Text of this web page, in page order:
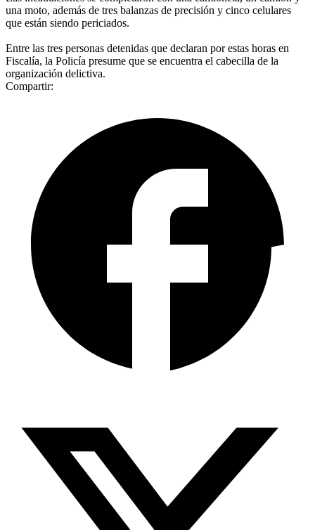
una moto, además de tres balanzas de precisión y cinco celulares
que están siendo periciados.
Entre las tres personas detenidas que declaran por estas horas en
Fiscalía, la Policía presume que se encuentra el cabecilla de la
organización delictiva.
Compartir: